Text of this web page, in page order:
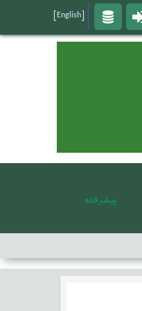
پیشرفته
[English]